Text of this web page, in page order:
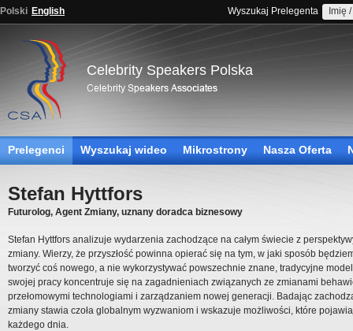
Polski English Wyszukaj Prelegenta
Celebrity Speakers Polska
Prelegenci Wyszukaj wideo Mikrostrony Nasza Oferta
Stefan Hyttfors
Futurolog, Agent Zmiany, uznany doradca biznesowy
Stefan Hyttfors analizuje wydarzenia zachodzące na całym świecie z
zmiany. Wierzy, że przyszłość powinna opierać się na tym, w jaki sposób
tworzyć coś nowego, a nie wykorzystywać powszechnie znane, tradycyjne
swojej pracy koncentruje się na zagadnieniach związanych ze zmianami
przełomowymi technologiami i zarządzaniem nowej generacji. Badając
zmiany stawia czoła globalnym wyzwaniom i wskazuje możliwości, które
każdego dnia.